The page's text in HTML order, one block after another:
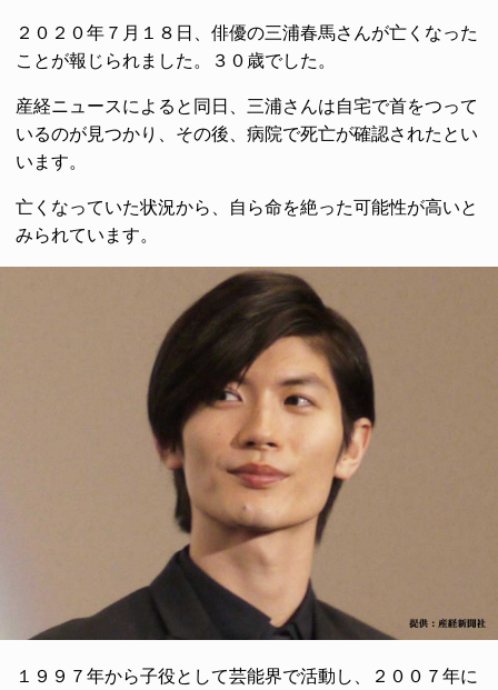
２０２０年７月１８日、俳優の三浦春馬さんが亡くなった
ことが報じられました。３０歳でした。
産経ニュースによると同日、三浦さんは自宅で首をつって
いるのが見つかり、その後、病院で死亡が確認されたとい
います。
亡くなっていた状況から、自ら命を絶った可能性が高いと
みられています。
１９９７年から子役として芸能界で活動し、２００７年に